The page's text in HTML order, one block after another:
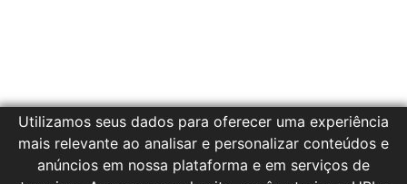
Utilizamos seus dados para oferecer uma experiência
mais relevante ao analisar e personalizar conteúdos e
anúncios em nossa plataforma e em serviços de